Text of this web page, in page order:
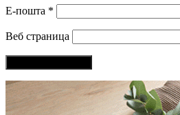
Е-пошта *
Веб страница